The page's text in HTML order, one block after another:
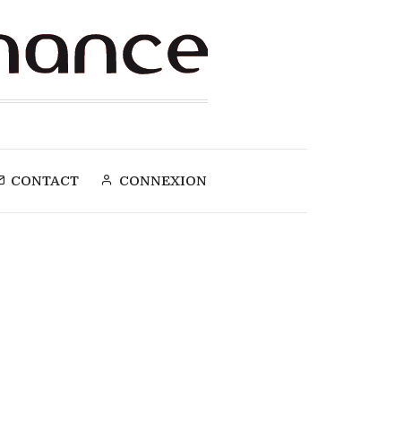
CONTACT CONNEXION